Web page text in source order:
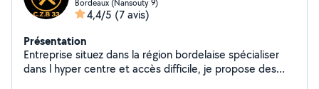
Bordeaux (Nansouty 9)
4,4/5 (7 avis)
Présentation
Entreprise situez dans la région bordelaise spécialiser
dans l hyper centre et accès difficile, je propose des